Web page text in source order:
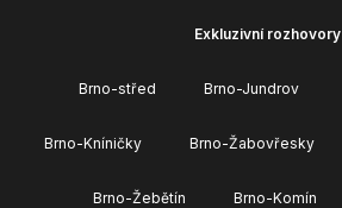
Exkluzivní rozhovory
Brno-střed Brno-Jundrov
Brno-Kníničky Brno-Žabovřesky
Brno-Žebětín Brno-Komín